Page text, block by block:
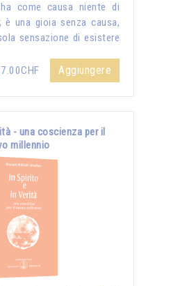
come causa niente di
una gioia senza causa,
sensazione di esistere
Aggiungere
- una coscienza per il
millennio